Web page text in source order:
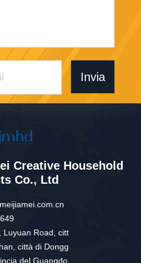
Invia
Creative Household
Co., Ltd
Luyuan Road, citt
città di Dongg
del Guangdo